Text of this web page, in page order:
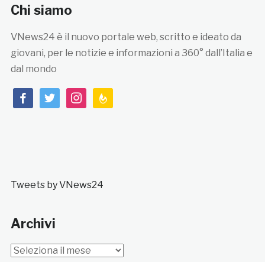
Chi siamo
VNews24 è il nuovo portale web, scritto e ideato da
giovani, per le notizie e informazioni a 360° dall’Italia e
dal mondo
facebooktwitterinstagramfeedburner
Tweets by VNews24
Archivi
Archivi